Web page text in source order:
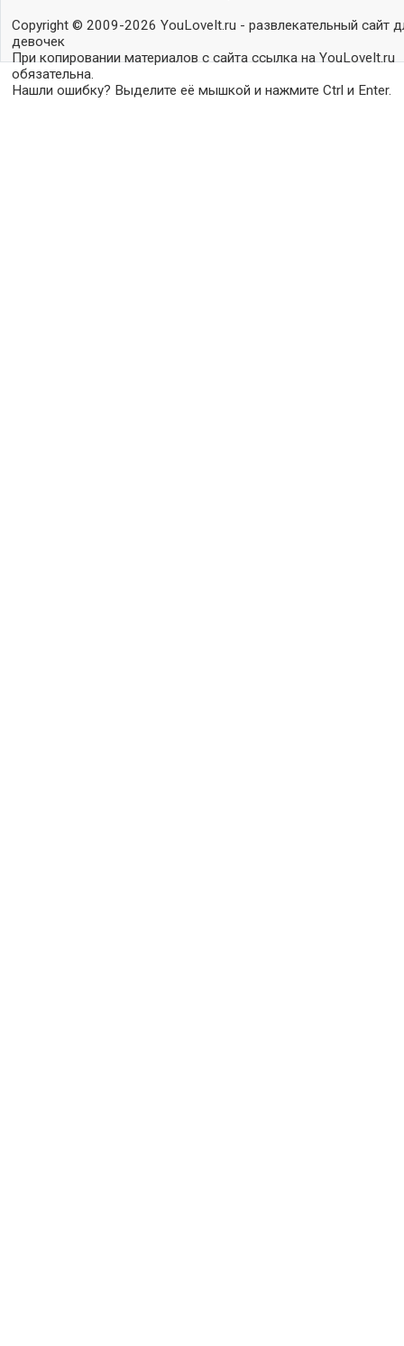
Copyright © 2009-2026 YouLoveIt.ru - развлекательный сайт
девочек
При копировании материалов с сайта ссылка на YouLoveIt.ru
обязательна.
Нашли ошибку? Выделите её мышкой и нажмите Ctrl и Enter.